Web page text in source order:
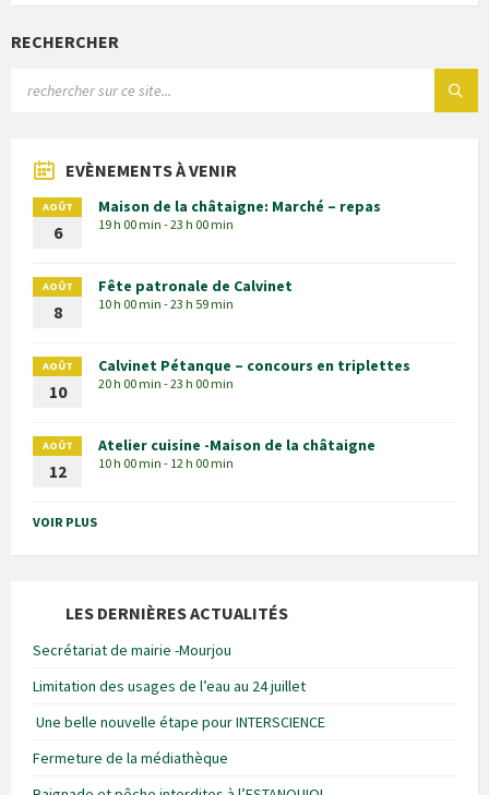
RECHERCHER
EVÈNEMENTS À VENIR
AOÛT
6
Maison de la châtaigne: Marché – repas
19 h 00 min - 23 h 00 min
AOÛT
8
Fête patronale de Calvinet
10 h 00 min - 23 h 59 min
AOÛT
10
Calvinet Pétanque – concours en triplettes
20 h 00 min - 23 h 00 min
AOÛT
12
Atelier cuisine -Maison de la châtaigne
10 h 00 min - 12 h 00 min
VOIR PLUS
LES DERNIÈRES ACTUALITÉS
Secrétariat de mairie -Mourjou
Limitation des usages de l’eau au 24 juillet
Une belle nouvelle étape pour INTERSCIENCE
Fermeture de la médiathèque